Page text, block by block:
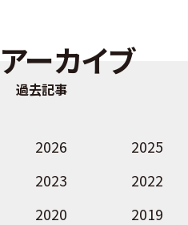
アーカイブ
過去記事
2026 2025
2023
2022
2020
2019